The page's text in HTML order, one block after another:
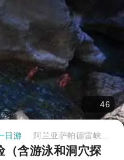
46
日游
（含游泳和洞穴探